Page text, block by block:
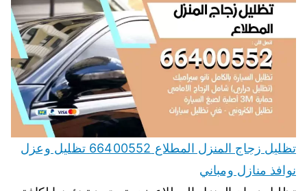
تظليل زجاج المنزل المطلاع 66400552 تظليل وعزل
نوافذ منازل ومباني